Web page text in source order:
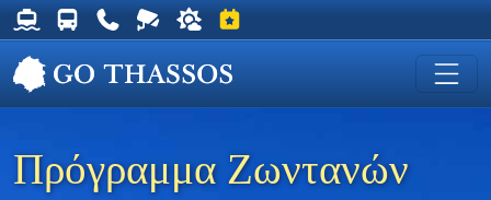
Δρομολόγια Φέρυ για Θάσο
Δρομολόγια Λεωφορείων Θάσου
Χρήσιμα Τηλέφωνα
Ζωντανή Κάμερα στη Χρυσή Ακτή
Ο καιρός στη Θάσο
Εκδηλώσεις στη Θάσο
Πρόγραμμα Ζωντανών